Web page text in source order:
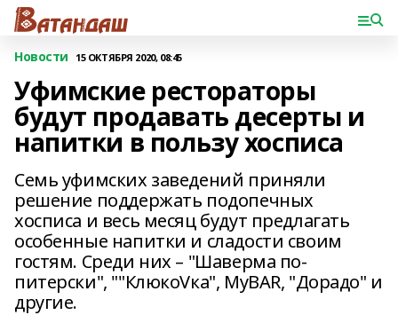
Новости 15 ОКТЯБРЯ 2020, 08:45
Уфимские рестораторы
будут продавать десерты и
напитки в пользу хосписа
Семь уфимских заведений приняли
решение поддержать подопечных
хосписа и весь месяц будут предлагать
особенные напитки и сладости своим
гостям. Среди них – "Шаверма по-
питерски", ""КлюкоVка", MyBAR, "Дорадо" и
другие.